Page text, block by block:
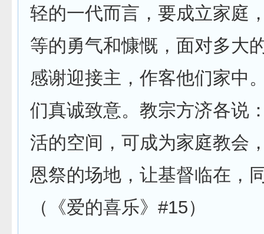
轻的一代而言，要成立家庭
等的勇气和慷慨，面对多大
感谢迎接主，作客他们家中
们真诚致意。教宗方济各说
活的空间，可成为家庭教会
恩祭的场地，让基督临在，
（《爱的喜乐》#15）